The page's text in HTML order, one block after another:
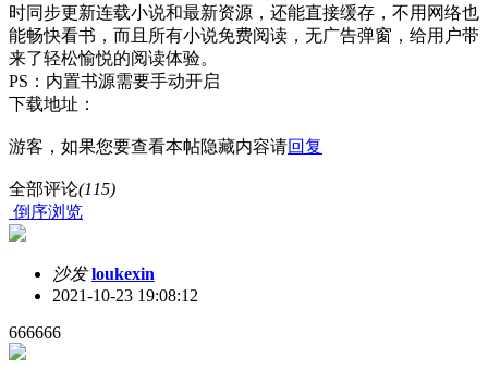
时同步更新连载小说和最新资源，还能直接缓存，不用网络也
能畅快看书，而且所有小说免费阅读，无广告弹窗，给用户带
来了轻松愉悦的阅读体验。
PS：内置书源需要手动开启
下载地址：
游客，如果您要查看本帖隐藏内容请回复
全部评论(115)
倒序浏览
沙发 loukexin
2021-10-23 19:08:12
666666